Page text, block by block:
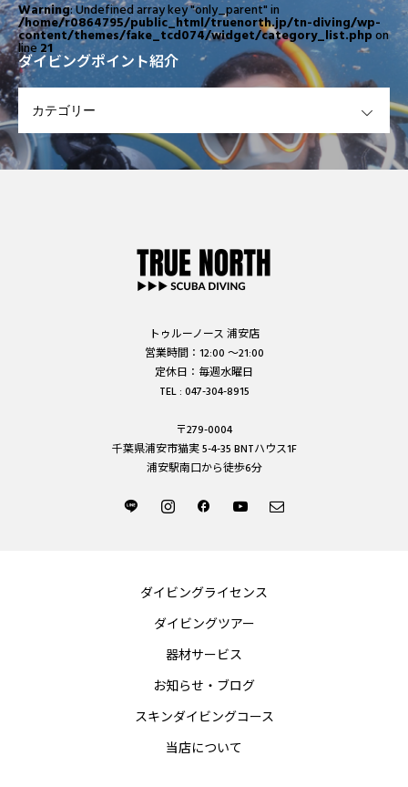
Warning: Undefined array key "only_parent" in
/home/r0864795/public_html/truenorth.jp/tn-diving/wp-
content/themes/fake_tcd074/widget/category_list.php on
line 21
ダイビングポイント紹介
トゥルーノース 浦安店
営業時間：12:00 ～21:00
定休日：毎週水曜日
TEL : 047-304-8915
〒279-0004
千葉県浦安市猫実 5-4-35 BNTハウス1F
浦安駅南口から徒歩6分
ダイビングライセンス
ダイビングツアー
器材サービス
お知らせ・ブログ
スキンダイビングコース
当店について